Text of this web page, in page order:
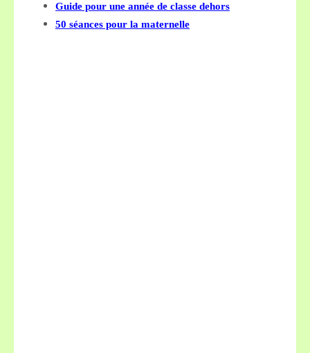
Guide pour une année de classe dehors
50 séances pour la maternelle